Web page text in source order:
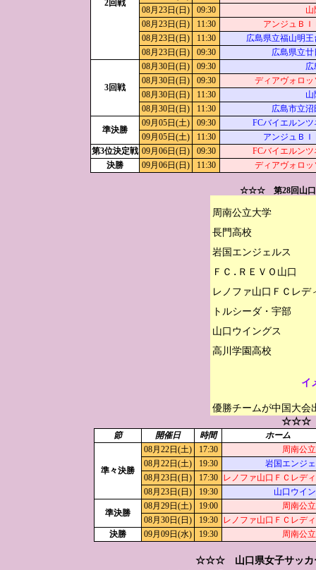
2回戦
08月23日(日)
09:30
山
08月23日(日)
11:30
アンジュＢ
08月23日(日)
11:30
広島県立福山明王
08月23日(日)
09:30 広島県立
3回戦
08月30日(日) 09:30
広
08月30日(日)
09:30
ディアヴォロッ
08月30日(日)
11:30
山
08月30日(日)
11:30 広島市立
準決勝
09月05日(土) 09:30
FCバイエルンツ
09月05日(土)
11:30
アンジュＢ
第3位決定戦 09月06日(日) 09:30
FCバイエルンツ
決勝
09月06日(日) 11:30 ディアヴォロッ
☆☆☆ 第28回山口
周南公立大学
長門高校
岩国エンジェルス
ＦＣ.ＲＥＶＯ山口
レノファ山口ＦＣレデ
トルシーダ・宇部
山口ウイングス
イ
優勝チームが中国大会
☆☆☆
節 開催日 時間 ホーム
準々決勝
08月22日(土) 17:30
周南公
08月22日(土)
19:30
岩国エンジ
08月23日(日)
17:30
レノファ山口ＦＣレデ
08月23日(日)
19:30 山口ウイ
準決勝
08月29日(土) 19:00
周南公
08月30日(日)
19:30
レノファ山口ＦＣレデ
決勝
09月09日(水) 19:30 周南公
☆☆☆ 山口県女子サッカ